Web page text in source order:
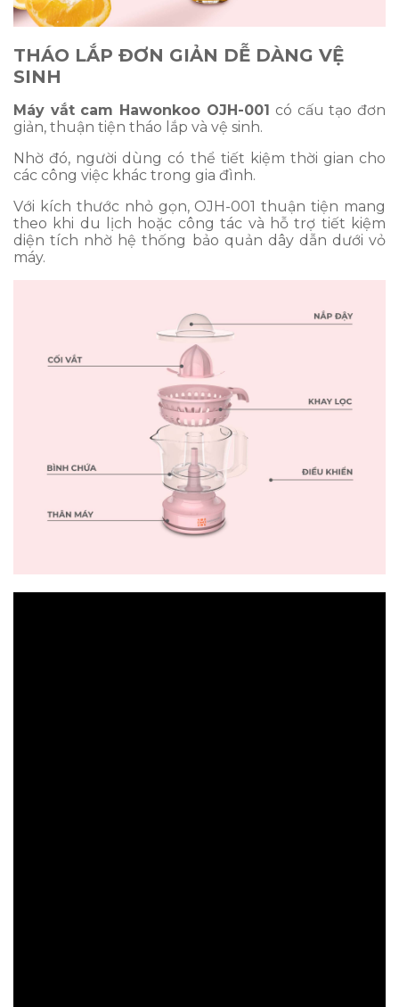
THÁO LẮP ĐƠN GIẢN DỄ DÀNG VỆ
SINH
Máy vắt cam Hawonkoo OJH-001 có cấu tạo đơn
giản, thuận tiện tháo lắp và vệ sinh.
Nhờ đó, người dùng có thể tiết kiệm thời gian cho
các công việc khác trong gia đình.
Với kích thước nhỏ gọn, OJH-001 thuận tiện mang
theo khi du lịch hoặc công tác và hỗ trợ tiết kiệm
diện tích nhờ hệ thống bảo quản dây dẫn dưới vỏ
máy.